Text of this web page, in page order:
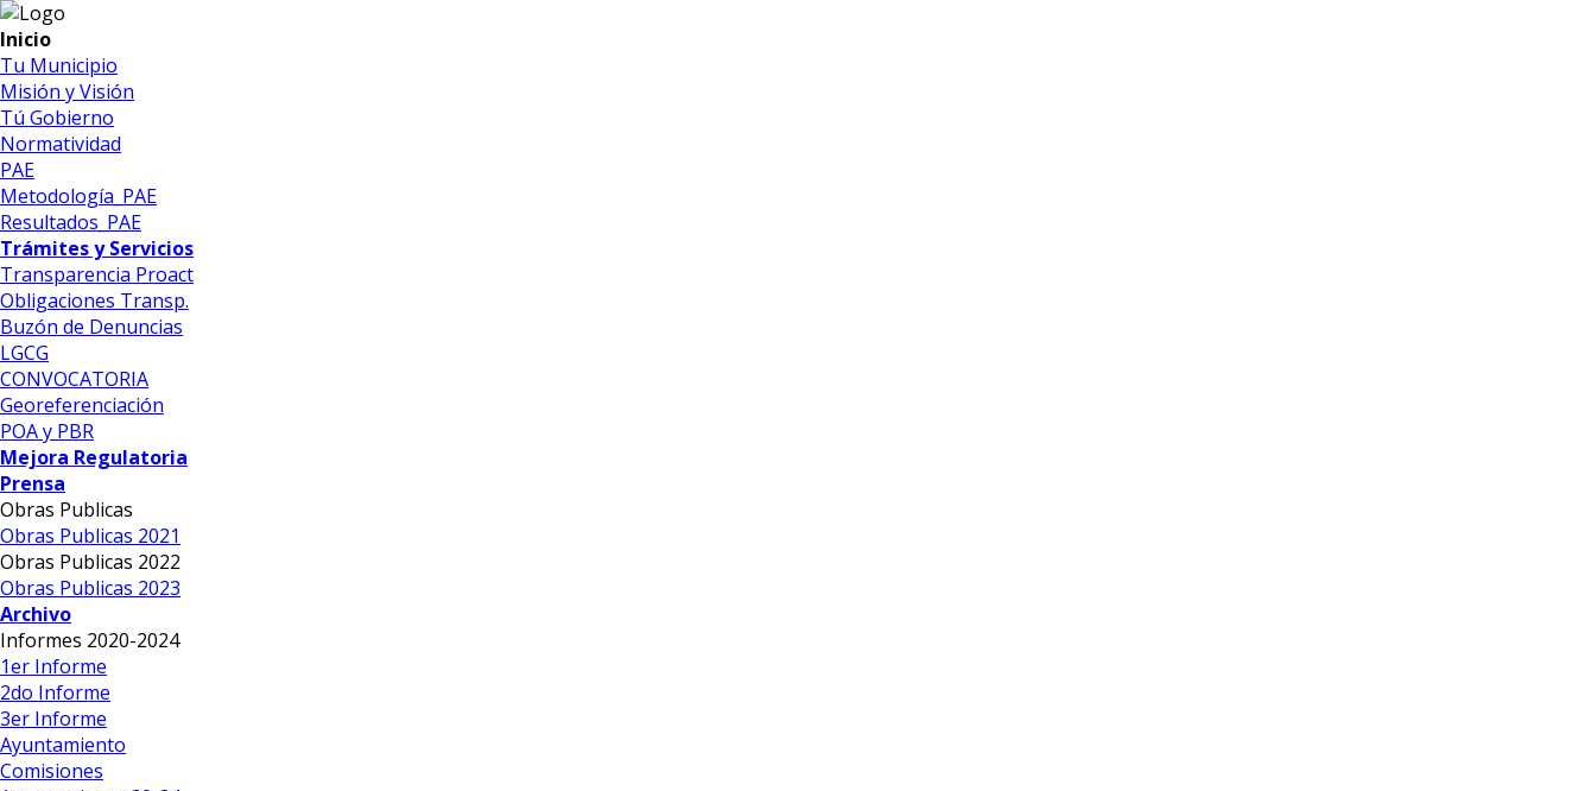
Inicio
Tu Municipio
Misión y Visión
Tú Gobierno
Normatividad
PAE
Metodología_PAE
Resultados_PAE
Trámites y Servicios
Transparencia Proact
Obligaciones Transp.
Buzón de Denuncias
LGCG
CONVOCATORIA
Georeferenciación
POA y PBR
Mejora Regulatoria
Prensa
Obras Publicas
Obras Publicas 2021
Obras Publicas 2022
Obras Publicas 2023
Archivo
Informes 2020-2024
1er Informe
2do Informe
3er Informe
Ayuntamiento
Comisiones